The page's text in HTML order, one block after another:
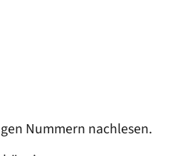
Nummern nachlesen.